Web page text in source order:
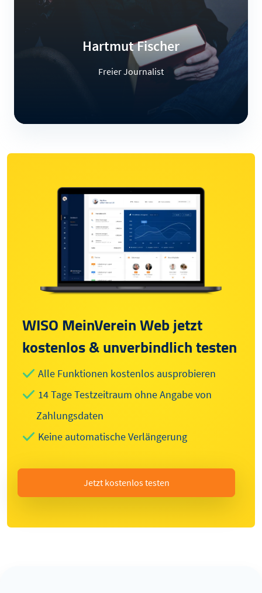
Hartmut Fischer
Freier Journalist
WISO MeinVerein Web jetzt
kostenlos & unverbindlich testen
Alle Funktionen kostenlos ausprobieren
14 Tage Testzeitraum ohne Angabe von
Zahlungsdaten
Keine automatische Verlängerung
Jetzt kostenlos testen